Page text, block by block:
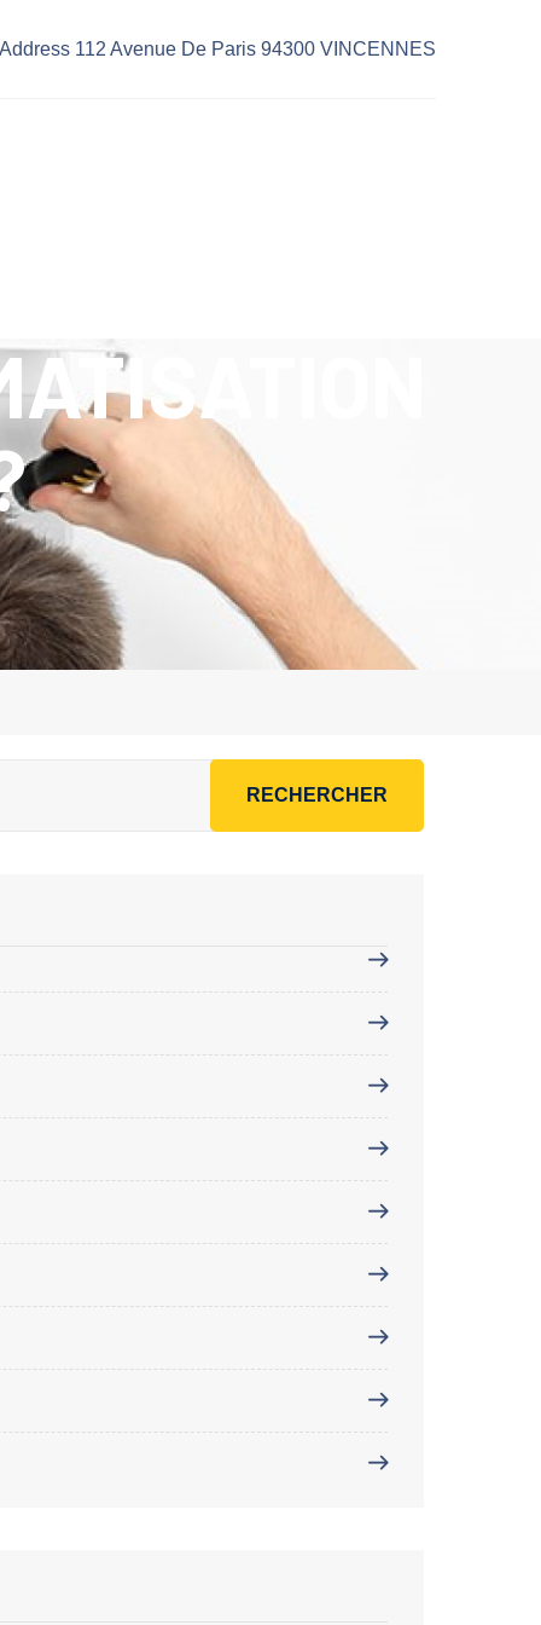
Address 112 Avenue De Paris 94300 VINCENNES
RECHERCHER